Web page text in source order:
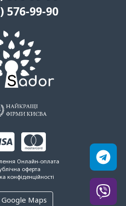
576-99-90
Онлайн-оплата
оферта
конфіденційності
Google Maps